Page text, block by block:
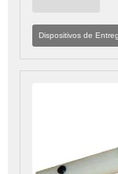
Dispositivos de